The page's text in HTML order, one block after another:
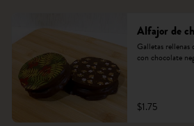
Alfajor de
Galletas rellenas
con chocolate
$1.75